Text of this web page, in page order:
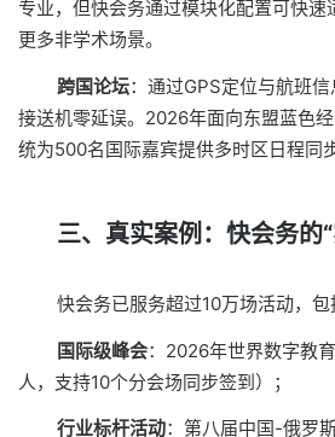
专业，但快会务通过模块化配置可快速
更多非学术场景。
跨国论坛：通过GPS定位与航班
接送机零延误。2026年面向东盟蓝色
统为500名国际嘉宾提供多时区日程同
三、真实案例：快会务的
快会务已服务超过10万场活动，包
国际级峰会：2026年世界数字教
人，支持10个分会场同步签到）；
行业标杆活动：第八届中国-俄罗